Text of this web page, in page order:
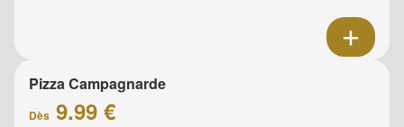
Pizza Campagnarde
Dès 9.99 €